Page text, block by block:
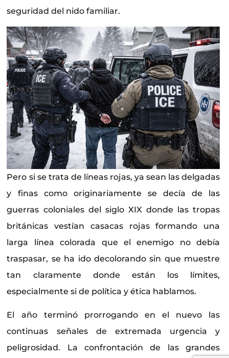
seguridad del nido familiar.
Pero si se trata de líneas rojas, ya sean las delgadas
y finas como originariamente se decía de las
guerras coloniales del siglo XIX donde las tropas
británicas vestían casacas rojas formando una
larga línea colorada que el enemigo no debía
traspasar, se ha ido decolorando sin que muestre
tan claramente donde están los límites,
especialmente si de política y ética hablamos.
El año terminó prorrogando en el nuevo las
continuas señales de extremada urgencia y
peligrosidad. La confrontación de las grandes